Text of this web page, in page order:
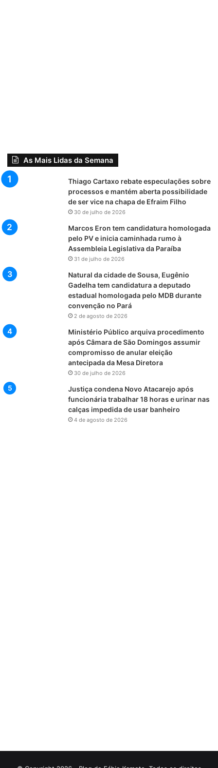
As Mais Lidas da Semana
Thiago Cartaxo rebate especulações sobre
processos e mantém aberta possibilidade
de ser vice na chapa de Efraim Filho
30 de julho de 2026
Marcos Eron tem candidatura homologada
pelo PV e inicia caminhada rumo à
Assembleia Legislativa da Paraíba
31 de julho de 2026
Natural da cidade de Sousa, Eugênio
Gadelha tem candidatura a deputado
estadual homologada pelo MDB durante
convenção no Pará
2 de agosto de 2026
Ministério Público arquiva procedimento
após Câmara de São Domingos assumir
compromisso de anular eleição
antecipada da Mesa Diretora
30 de julho de 2026
Justiça condena Novo Atacarejo após
funcionária trabalhar 18 horas e urinar nas
calças impedida de usar banheiro
4 de agosto de 2026